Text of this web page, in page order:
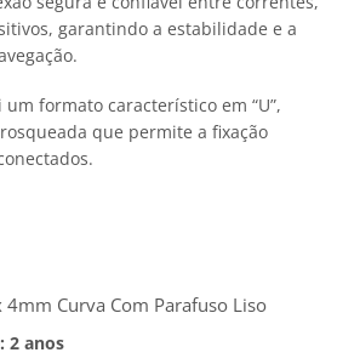
garantindo a estabilidade e a
formato característico em “U”,
que permite a fixação
4mm Curva Com Parafuso Liso
2 anos